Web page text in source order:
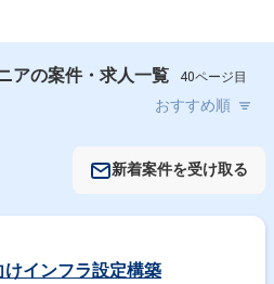
アの案件・求人一覧
40ページ目
新着案件を受け取る
けインフラ設定構築